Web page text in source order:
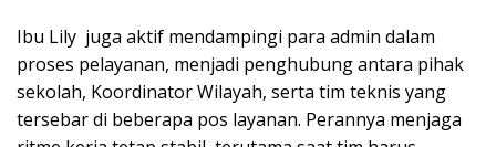
Ibu Lily juga aktif mendampingi para admin dalam
proses pelayanan, menjadi penghubung antara pihak
sekolah, Koordinator Wilayah, serta tim teknis yang
tersebar di beberapa pos layanan. Perannya menjaga